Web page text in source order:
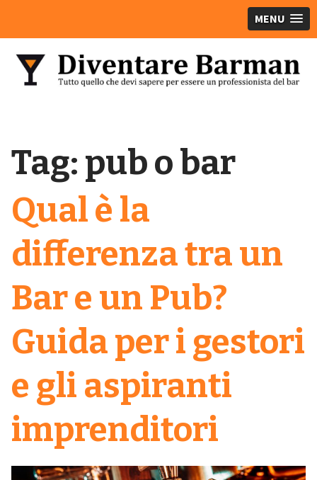
MENU
Tag: pub o bar
Qual è la
differenza tra un
Bar e un Pub?
Guida per i gestori
e gli aspiranti
imprenditori